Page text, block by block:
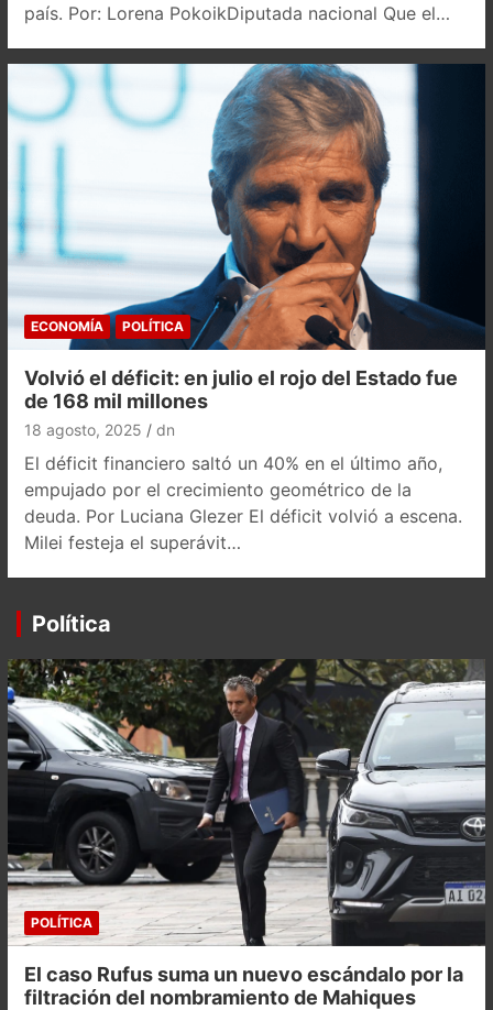
país. Por: Lorena PokoikDiputada nacional Que el…
ECONOMÍA POLÍTICA
Volvió el déficit: en julio el rojo del Estado fue
de 168 mil millones
18 agosto, 2025 dn
El déficit financiero saltó un 40% en el último año,
empujado por el crecimiento geométrico de la
deuda. Por Luciana Glezer El déficit volvió a escena.
Milei festeja el superávit…
Política
POLÍTICA
El caso Rufus suma un nuevo escándalo por la
filtración del nombramiento de Mahiques